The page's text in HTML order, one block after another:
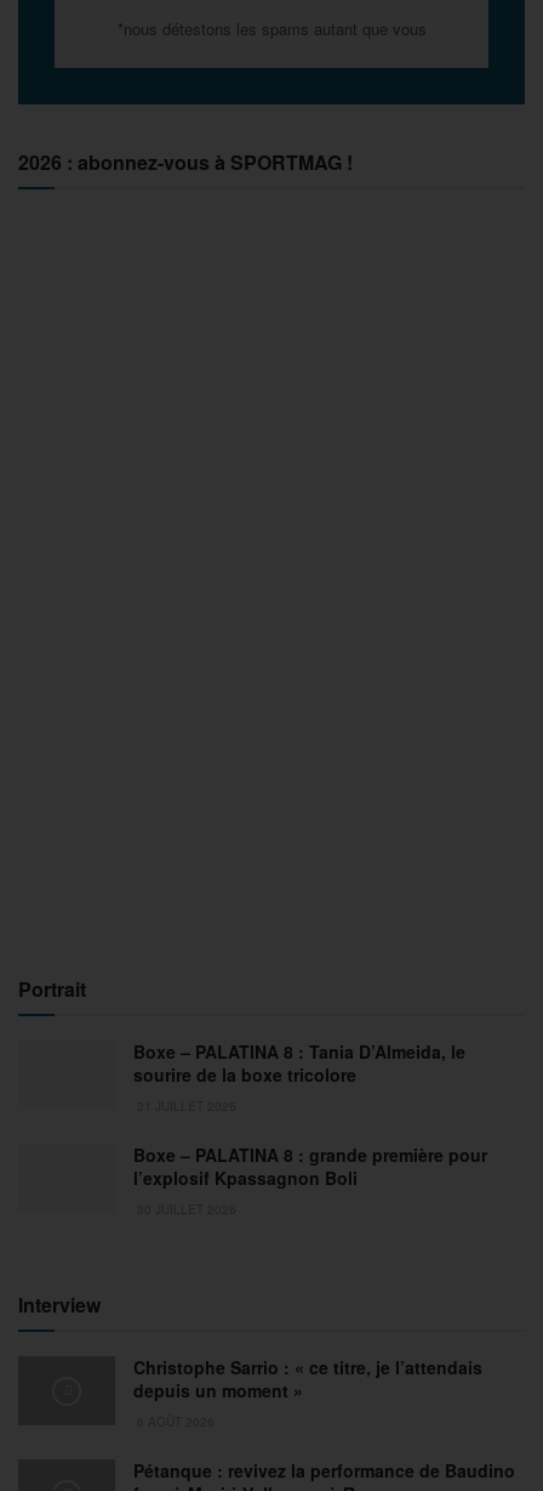
*nous détestons les spams autant que vous
2026 : abonnez-vous à SPORTMAG !
Portrait
Boxe – PALATINA 8 : Tania D’Almeida, le
sourire de la boxe tricolore
Boxe – PALATINA 8 : grande première pour
l’explosif Kpassagnon Boli
Interview
Christophe Sarrio : « ce titre, je l’attendais
depuis un moment »
Pétanque : revivez la performance de Baudino